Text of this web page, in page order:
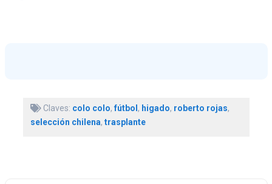
Claves: colo colo,fútbol, higado, roberto rojas,
selección chilena, trasplante